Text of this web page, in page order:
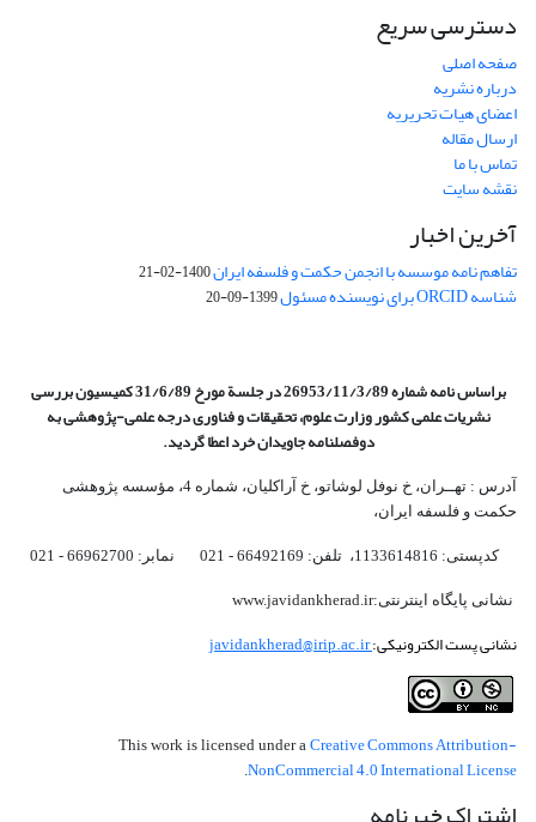
دسترسی سریع
صفحه اصلی
درباره نشریه
اعضای هیات تحریریه
ارسال مقاله
تماس با ما
نقشه سایت
آخرین اخبار
تفاهم نامه موسسه با انجمن حکمت و فلسفه ایران1400-02-21
شناسه ORCID برای نویسنده مسئول 1399-09-20
براساس نامه شماره 26953/11/3/89 در جلسة مورخ 31/6/89 کمیسیون
بررسی
نشریات علمی کشور وزارت علوم، تحقیقات و فناوری درجه علمی‌-پژوهشیبه
دوفصلنامه جاویدان خرد اعطا گردید.
آدرس : تهــران، خ نوفل لوشاتو، خ آراکلیان، شماره 4،‌ مؤسسه پژوهشی
حکمت و فلسفه ایران،‌
کدپستی: 1133614816، تلفن: 66492169 - 021 نمابر: 66962700 - 021
نشانی پایگاه اینترنتی:www.javidankherad.ir
نشانی پست الکترونیکی:javidankherad@irip.ac.ir
This work is licensed under a Creative Commons Attribution-
NonCommercial 4.0 International License